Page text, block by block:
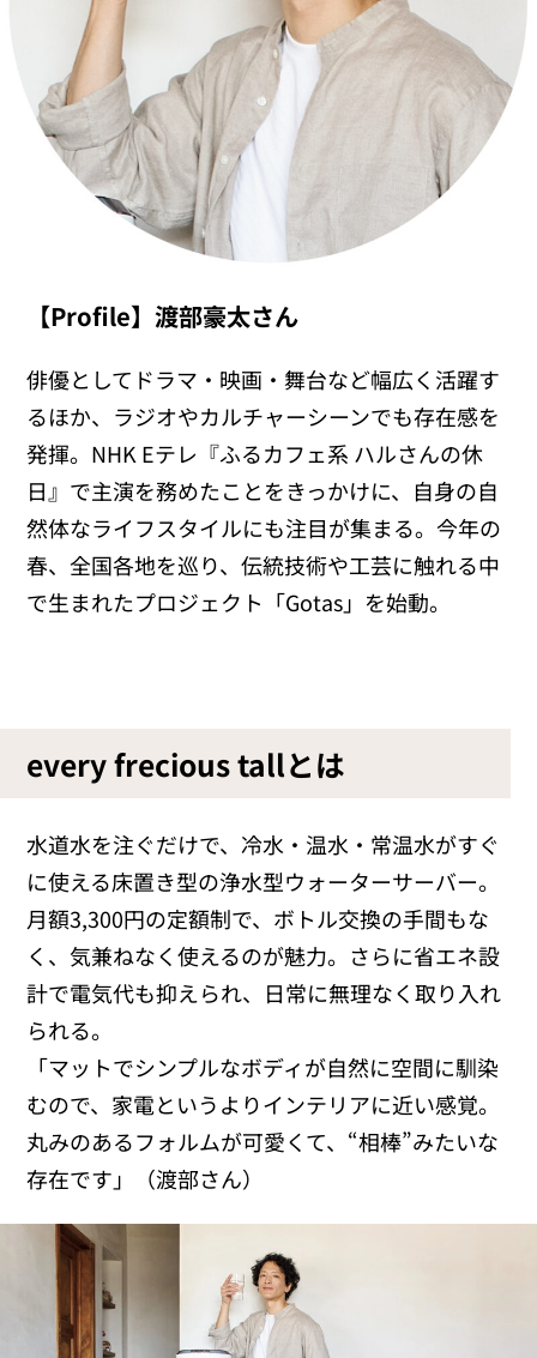
【Profile】渡部豪太さん
俳優としてドラマ・映画・舞台など幅広く活躍す
るほか、ラジオやカルチャーシーンでも存在感を
発揮。NHK Eテレ『ふるカフェ系 ハルさんの休
日』で主演を務めたことをきっかけに、自身の自
然体なライフスタイルにも注目が集まる。今年の
春、全国各地を巡り、伝統技術や工芸に触れる中
で生まれたプロジェクト「Gotas」を始動。
every frecious tallとは
水道水を注ぐだけで、冷水・温水・常温水がすぐ
に使える床置き型の浄水型ウォーターサーバー。
月額3,300円の定額制で、ボトル交換の手間もな
く、気兼ねなく使えるのが魅力。さらに省エネ設
計で電気代も抑えられ、日常に無理なく取り入れ
られる。
「マットでシンプルなボディが自然に空間に馴染
むので、家電というよりインテリアに近い感覚。
丸みのあるフォルムが可愛くて、“相棒”みたいな
存在です」（渡部さん）